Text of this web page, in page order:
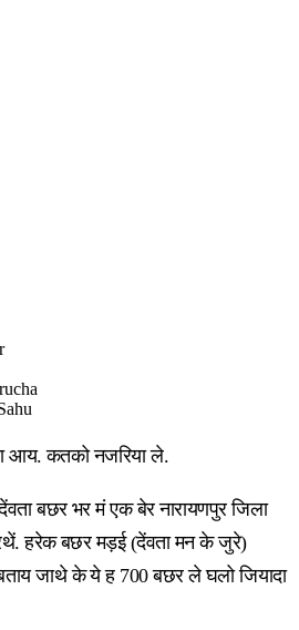
आय. कतको नजरिया ले.
बछर भर मं एक बेर नारायणपुर जिला
हरेक बछर मड़ई (देंवता मन के जुरे)
जाथे के ये ह 700 बछर ले घलो जियादा